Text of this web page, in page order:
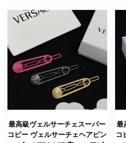
最高級ヴェルサーチェスーパー
コピー ヴェルサーチェヘアピン
最
コ